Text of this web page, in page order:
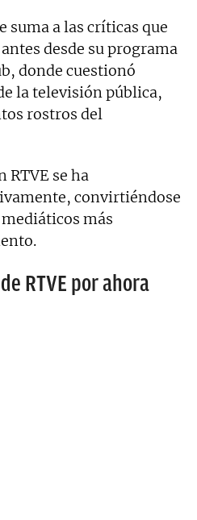
suma a las críticas que
desde su programa
donde cuestionó
la televisión pública,
rostros del
se ha
convirtiéndose
más
RTVE por ahora